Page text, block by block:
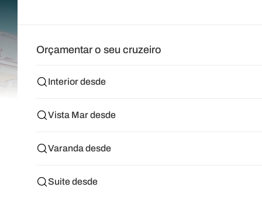
Orçamentar o seu cruzeiro
Interior desde
Vista Mar desde
Varanda desde
Suite desde